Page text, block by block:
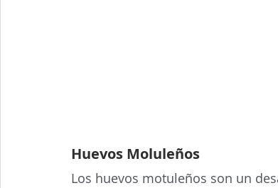
Huevos Moluleños
Los huevos motuleños son un